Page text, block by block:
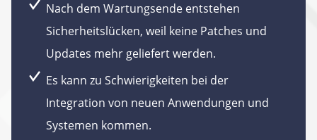
Nach dem Wartungsende entstehen
Sicherheitslücken, weil keine Patches und
Updates mehr geliefert werden.
Es kann zu Schwierigkeiten bei der
Integration von neuen Anwendungen und
Systemen kommen.